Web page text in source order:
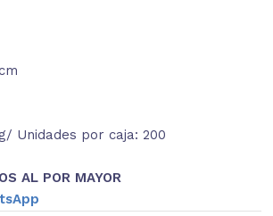
Unidades por caja: 200
AL POR MAYOR